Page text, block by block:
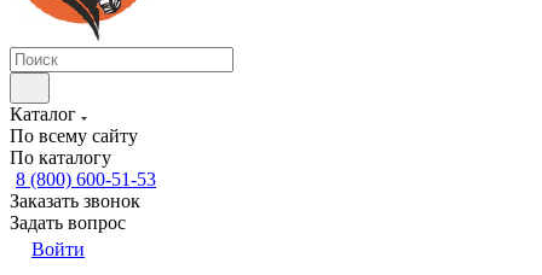
Каталог
По всему сайту
По каталогу
8 (800) 600-51-53
Заказать звонок
Задать вопрос
Войти